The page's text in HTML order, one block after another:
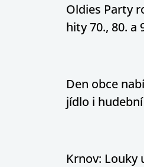
Oldies Party
hity 70., 80. a
Den obce
jídlo i
Krnov: Louky